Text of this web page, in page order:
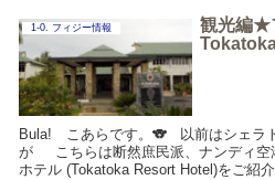
1-0. フィジー情報
観光編★
Bula! こあらです。🐨 以前はシェラ
が こちらは断然庶民派、ナンディ空
ホテル (Tokatoka Resort Hotel)をご紹